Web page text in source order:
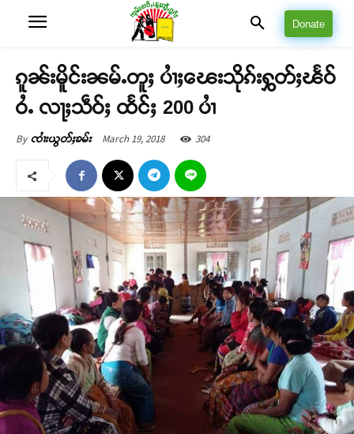
Donate
ၵူၼ်းမိူင်းၼမ်ႉတူႈ ပၢႆႈၽေးသိုၵ်းႁွတ်ႈၽႅဝ်
ဝႆႉ လႃႈသဵဝ်ႈ ထႅင်ႈ 200 ပၢႆ
By ၸၢႆးယွတ်ႈၶမ်း March 19, 2018 304